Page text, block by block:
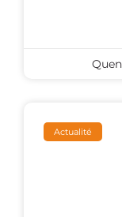
Actualité